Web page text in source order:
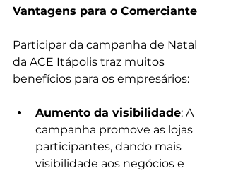
Vantagens para o Comerciante
Participar da campanha de Natal
da ACE Itápolis traz muitos
benefícios para os empresários:
Aumento da visibilidade: A
campanha promove as lojas
participantes, dando mais
visibilidade aos negócios e